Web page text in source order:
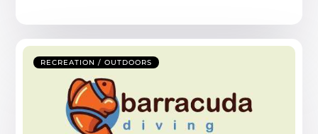
RECREATION / OUTDOORS